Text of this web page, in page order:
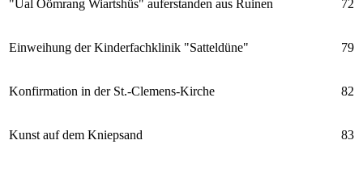
"Ual Öömrang Wiartshüs" auferstanden aus Ruinen 72
Einweihung der Kinderfachklinik "Satteldüne" 79
Konfirmation in der St.-Clemens-Kirche 82
Kunst auf dem Kniepsand 83